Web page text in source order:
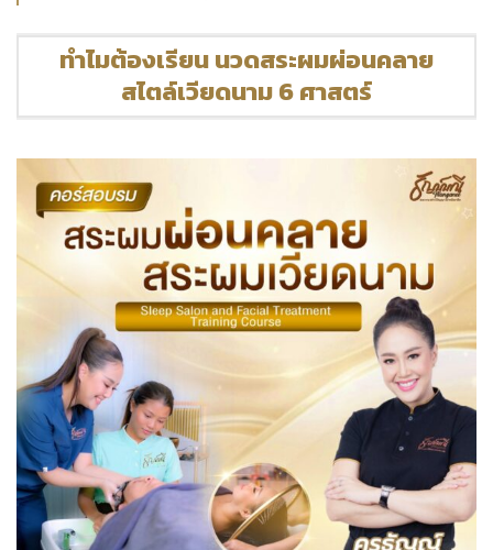
ทำไมต้องเรียน นวดสระผมผ่อนคลาย
สไตล์เวียดนาม 6 ศาสตร์